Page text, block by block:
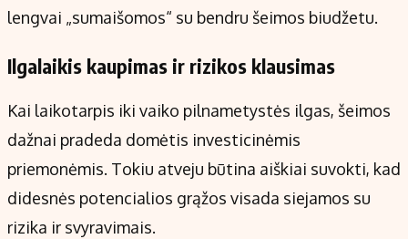
lengvai „sumaišomos“ su bendru šeimos biudžetu.
Ilgalaikis kaupimas ir rizikos klausimas
Kai laikotarpis iki vaiko pilnametystės ilgas, šeimos
dažnai pradeda domėtis investicinėmis
priemonėmis. Tokiu atveju būtina aiškiai suvokti, kad
didesnės potencialios grąžos visada siejamos su
rizika ir svyravimais.